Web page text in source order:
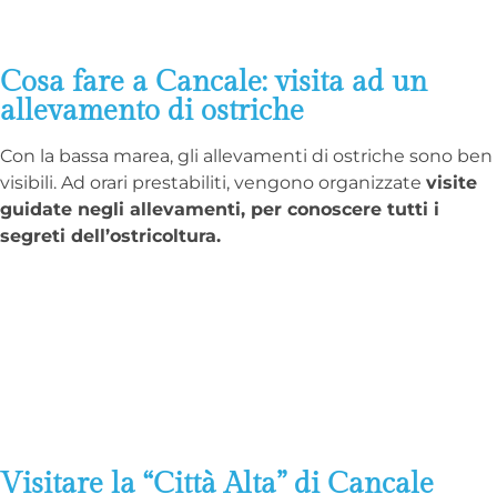
Cosa fare a Cancale: visita ad un
allevamento di ostriche
Con la bassa marea, gli allevamenti di ostriche sono ben
visibili. Ad orari prestabiliti, vengono organizzate visite
guidate negli allevamenti, per conoscere tutti i
segreti dell’ostricoltura.
Visitare la “Città Alta” di Cancale